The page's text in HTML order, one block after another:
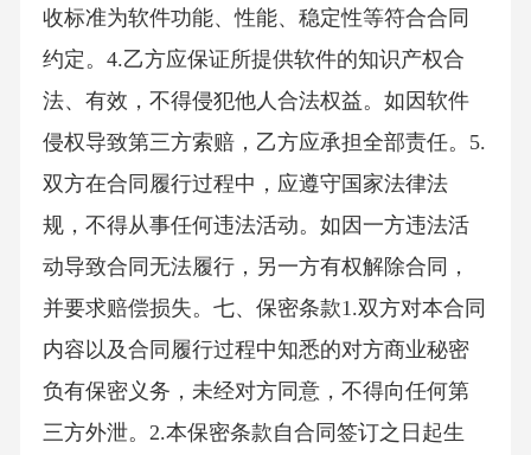
收标准为软件功能、性能、稳定性等符合合同
约定。4.乙方应保证所提供软件的知识产权合
法、有效，不得侵犯他人合法权益。如因软件
侵权导致第三方索赔，乙方应承担全部责任。5.
双方在合同履行过程中，应遵守国家法律法
规，不得从事任何违法活动。如因一方违法活
动导致合同无法履行，另一方有权解除合同，
并要求赔偿损失。七、保密条款1.双方对本合同
内容以及合同履行过程中知悉的对方商业秘密
负有保密义务，未经对方同意，不得向任何第
三方外泄。2.本保密条款自合同签订之日起生